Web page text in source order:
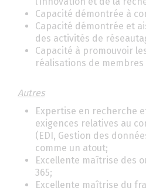
Capacité démontrée à
Capacité démontrée et
des activités de
Capacité à promouvoir
réalisations de
Autres
Expertise en recherche
exigences relatives au
(EDI, Gestion des
comme un atout;
Excellente maîtrise des
365;
Excellente maîtrise du